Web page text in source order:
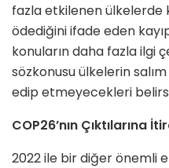
fazla etkilenen ülkelerde
ödediğini ifade eden
konuların daha fazla ilgi
sözkonusu ülkelerin
edip etmeyecekleri
COP26’nın Çıktılarına
2022 ile bir diğer önemli